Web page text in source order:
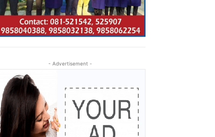
- Advertisement -